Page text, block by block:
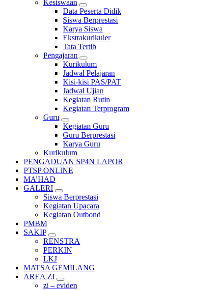
Kesiswaan
Data Peserta Didik
Siswa Berprestasi
Karya Siswa
Ekstrakurikuler
Tata Tertib
Pengajaran
Kurikulum
Jadwal Pelajaran
Kisi-kisi PAS/PAT
Jadwal Ujian
Kegiatan Rutin
Kegiatan Terprogram
Guru
Kegiatan Guru
Guru Berprestasi
Karya Guru
Kurikulum
PENGADUAN SP4N LAPOR
PTSP ONLINE
MA’HAD
GALERI
Siswa Berprestasi
Kegiatan Upacara
Kegiatan Outbond
PMBM
SAKIP
RENSTRA
PERKIN
LKJ
MATSA GEMILANG
AREA ZI
zi – eviden